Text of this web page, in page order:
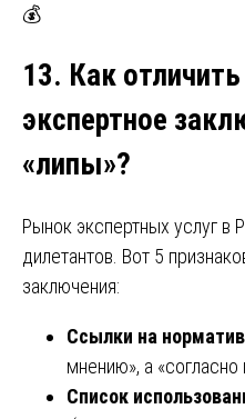
💰
13. Как
экспертное
«липы»?
Рынок экспертных услуг в
дилетантов. Вот 5
заключения:
Ссылки на
мнению», а
Список